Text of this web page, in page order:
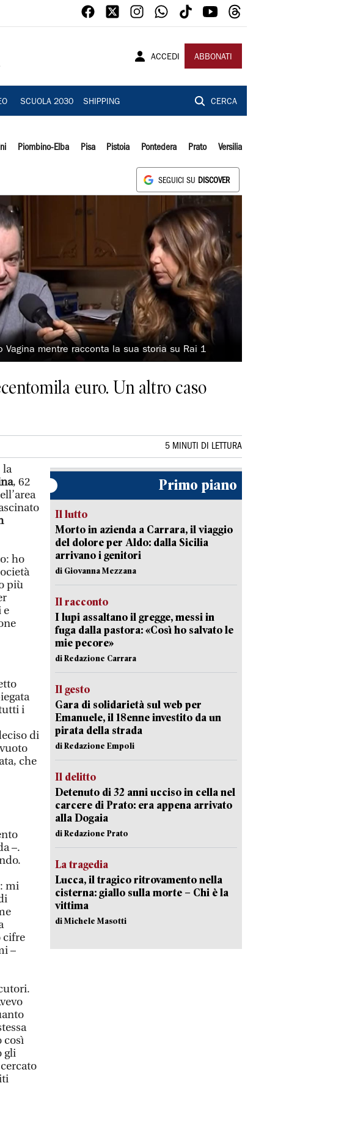
ACCEDI ABBONATI
SCUOLA 2030 SHIPPING CERCA
Piombino-Elba Pisa Pistoia Pontedera Prato Versilia
SEGUICI SU DISCOVER
Vagina mentre racconta la sua storia su Rai 1
euro. Un altro caso
5 MINUTI DI LETTURA
la
, 62
ho
più
e
i
di
che
–.
mi
cifre
–
così
gli
Primo piano
Il lutto
Morto in azienda a Carrara, il viaggio
del dolore per Aldo: dalla Sicilia
arrivano i genitori
di Giovanna Mezzana
Il racconto
I lupi assaltano il gregge, messi in
fuga dalla pastora: «Così ho salvato le
mie pecore»
di Redazione Carrara
Il gesto
Gara di solidarietà sul web per
Emanuele, il 18enne investito da un
pirata della strada
di Redazione Empoli
Il delitto
Detenuto di 32 anni ucciso in cella nel
carcere di Prato: era appena arrivato
alla Dogaia
di Redazione Prato
La tragedia
Lucca, il tragico ritrovamento nella
cisterna: giallo sulla morte – Chi è la
vittima
di Michele Masotti